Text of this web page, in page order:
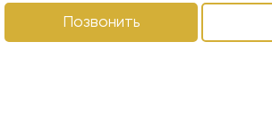
Позвонить